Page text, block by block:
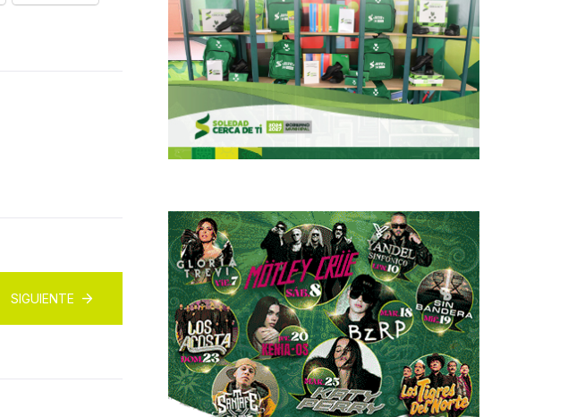
SIGUIENTE